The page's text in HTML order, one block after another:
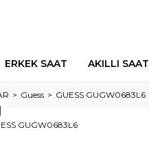
ERKEK SAAT AKILLI SAAT
Guess GUESS GUGW0683L6